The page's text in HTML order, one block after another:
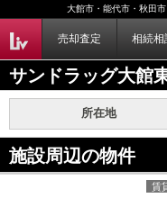
大館市・能代市・秋田
売却査定 相続相
サンドラッグ大館
所在地
施設周辺の物件
賃